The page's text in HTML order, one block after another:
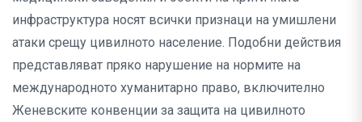
инфраструктура носят всички признаци на умишлени
атаки срещу цивилното население. Подобни действия
представляват пряко нарушение на нормите на
международното хуманитарно право, включително
Женевските конвенции за защита на цивилното